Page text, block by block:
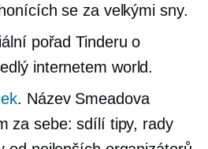
se za velkými sny.
pořad Tinderu o
internetem world.
. Název Smeadova
za sebe: sdílí tipy, rady